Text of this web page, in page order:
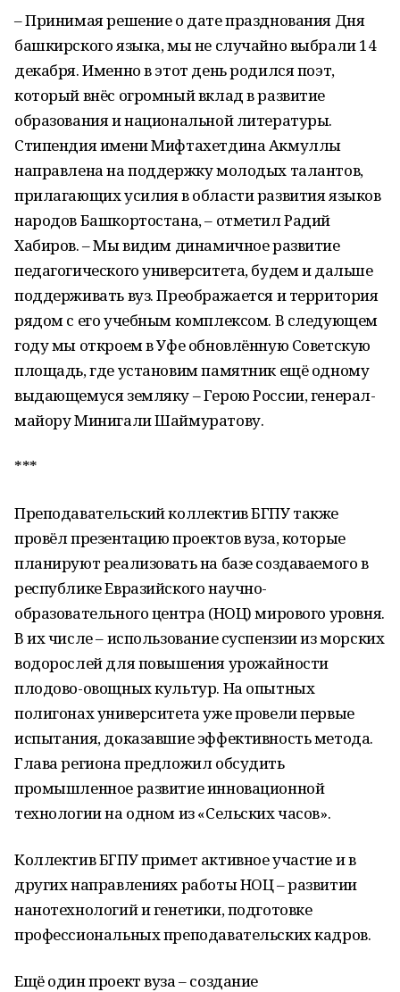
– Принимая решение о дате празднования Дня
башкирского языка, мы не случайно выбрали 14
декабря. Именно в этот день родился поэт,
который внёс огромный вклад в развитие
образования и национальной литературы.
Стипендия имени Мифтахетдина Акмуллы
направлена на поддержку молодых талантов,
прилагающих усилия в области развития языков
народов Башкортостана, – отметил Радий
Хабиров. – Мы видим динамичное развитие
педагогического университета, будем и дальше
поддерживать вуз. Преображается и территория
рядом с его учебным комплексом. В следующем
году мы откроем в Уфе обновлённую Советскую
площадь, где установим памятник ещё одному
выдающемуся земляку – Герою России, генерал-
майору Минигали Шаймуратову.
***
Преподавательский коллектив БГПУ также
провёл презентацию проектов вуза, которые
планируют реализовать на базе создаваемого в
республике Евразийского научно-
образовательного центра (НОЦ) мирового уровня.
В их числе – использование суспензии из морских
водорослей для повышения урожайности
плодово-овощных культур. На опытных
полигонах университета уже провели первые
испытания, доказавшие эффективность метода.
Глава региона предложил обсудить
промышленное развитие инновационной
технологии на одном из «Сельских часов».
Коллектив БГПУ примет активное участие и в
других направлениях работы НОЦ – развитии
нанотехнологий и генетики, подготовке
профессиональных преподавательских кадров.
Ещё один проект вуза – создание